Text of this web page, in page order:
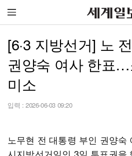
[6·3 지방선거] 노
권양숙 여사 한표
미소
입력 : 2026-06-03 09:20
노무현 전 대통령 부인 권양숙